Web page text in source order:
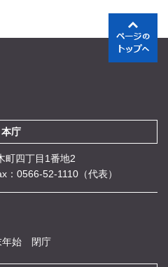
本庁
四丁目1番地2
：0566-52-1110（代表）
年始 閉庁